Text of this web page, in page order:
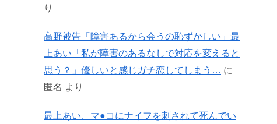
り
高野被告「障害あるから会うの恥ずかしい」最
上あい「私が障害のあるなしで対応を変えると
思う？」優しいと感じガチ恋してしまう…
に
匿名 より
最上あい、マ●コにナイフを刺されて死んでい